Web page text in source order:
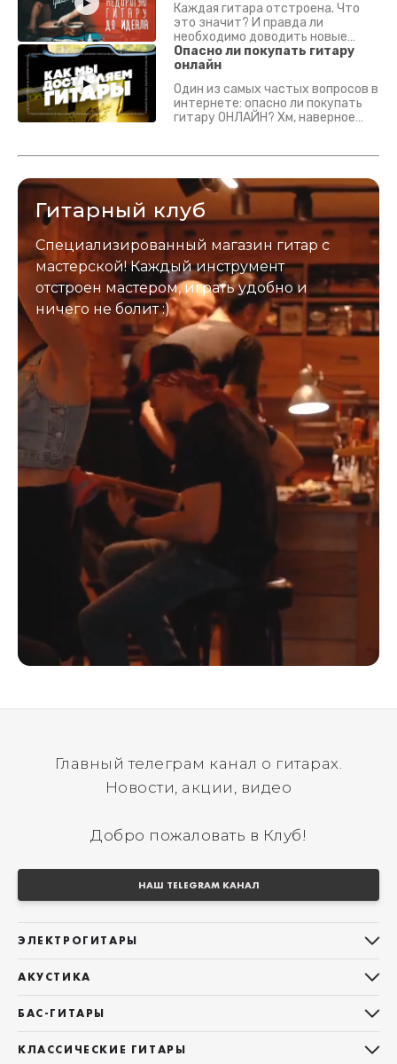
Каждая гитара отстроена. Что
это значит? И правда ли
необходимо доводить новые
гитары? Если кратко - да.
Подробно - в видео :)
Опасно ли покупать гитару
онлайн
Один из самых частых вопросов в
интернете: опасно ли покупать
гитару ОНЛАЙН? Хм, наверное
застрахован. Случись что -
Гитарный клуб
Специализированный магазин гитар с
мастерской! Каждый инструмент
отстроен мастером, играть удобно и
ничего не болит :)
Главный телеграм канал о гитарах.
Новости, акции, видео
Добро пожаловать в Клуб!
НАШ TELEGRAM КАНАЛ
ЭЛЕКТРОГИТАРЫ
Telecaster
Les Paul
АКУСТИКА
Фолки (ОМ, 000, 00)
БАС-ГИТАРЫ
КЛАССИЧЕСКИЕ ГИТАРЫ